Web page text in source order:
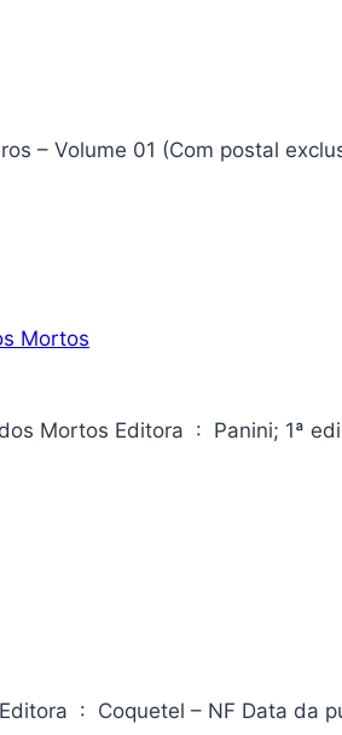
postal exclusivo) Editora ‏ : ‎ Editora MPEG; Edição